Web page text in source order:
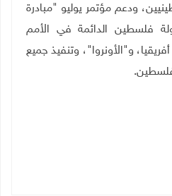
ودعم مؤتمر يوليو "مبادرة
فلسطين الدائمة في الأمم
و"الأونروا"، وتنفيذ جميع